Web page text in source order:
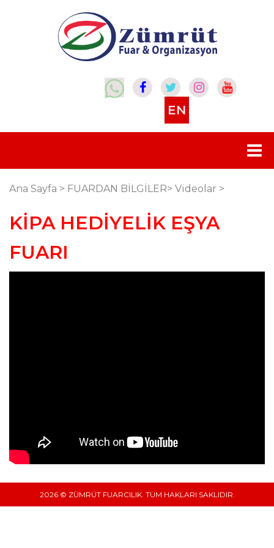
EN
Ana Sayfa > FUARDAN BİLGİLER> Videolar >
KİPA HEDİYELİK EŞYA
FUARI
2026 © ZÜMRÜT FUARCILIK. TÜM HAKLARI SAKLIDIR.